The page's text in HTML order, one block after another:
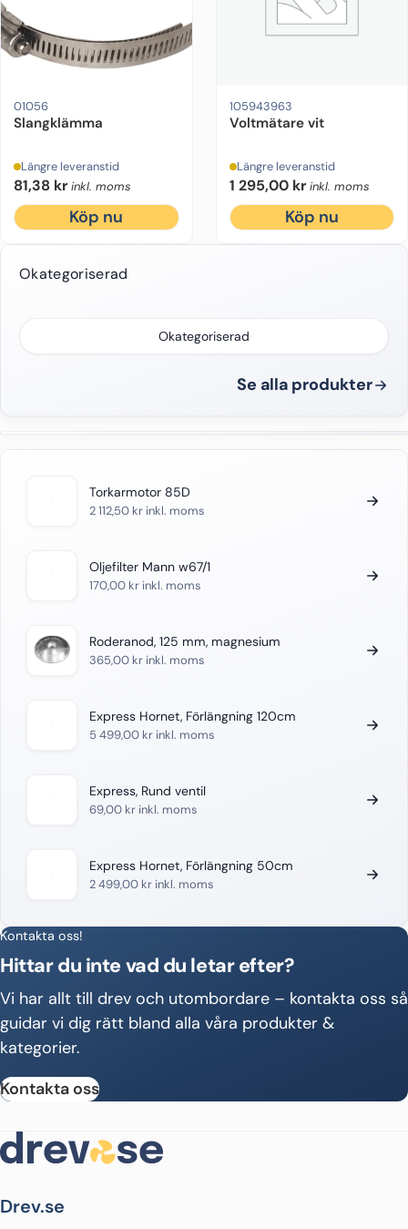
01056
Slangklämma
Längre leveranstid
81,38 kr inkl. moms
Köp nu
105943963
Voltmätare vit
Längre leveranstid
1 295,00 kr inkl. moms
Köp nu
Okategoriserad
Okategoriserad
Se alla produkter
Torkarmotor 85D
2 112,50 kr inkl. moms
Oljefilter Mann w67/1
170,00 kr inkl. moms
Roderanod, 125 mm, magnesium
365,00 kr inkl. moms
Express Hornet, Förlängning 120cm
5 499,00 kr inkl. moms
Express, Rund ventil
69,00 kr inkl. moms
Express Hornet, Förlängning 50cm
2 499,00 kr inkl. moms
Kontakta oss!
Hittar du inte vad du letar efter?
Vi har allt till drev och utombordare – kontakta oss så
guidar vi dig rätt bland alla våra produkter &
kategorier.
Kontakta oss
Drev.se